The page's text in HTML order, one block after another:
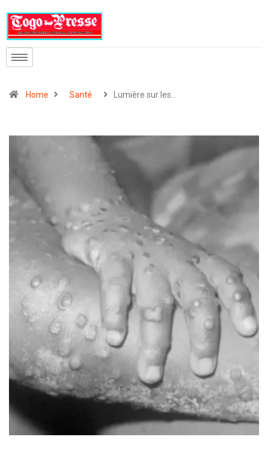
Home Santé Lumière sur les…